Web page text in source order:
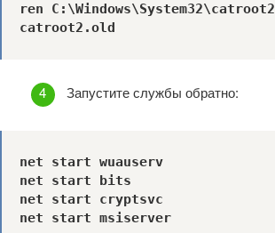
ren C:\Windows\System32\catroot2
catroot2.old
Запустите службы обратно:
net start wuauserv
net start bits
net start cryptsvc
net start msiserver